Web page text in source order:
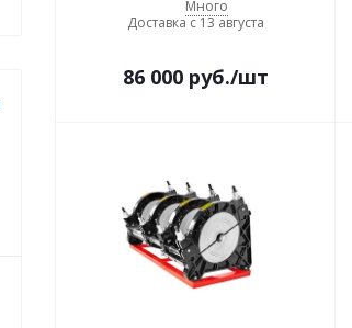
Много
Доставка с 13 августа
86 000 руб./шт